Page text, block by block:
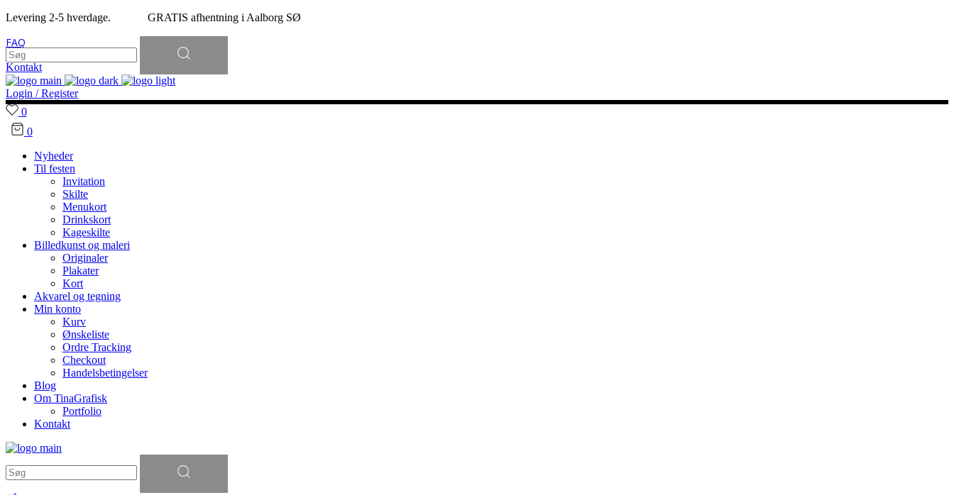
Levering 2-5 hverdage. GRATIS afhentning i Aalborg SØ
FAQ
Kontakt
Søg
efter:
Login / Register
0
0
Nyheder
Til festen
Invitation
Skilte
Menukort
Drinkskort
Kageskilte
Billedkunst og maleri
Originaler
Plakater
Kort
Akvarel og tegning
Min konto
Kurv
Ønskeliste
Ordre Tracking
Checkout
Handelsbetingelser
Blog
Om TinaGrafisk
Portfolio
Kontakt
efter: